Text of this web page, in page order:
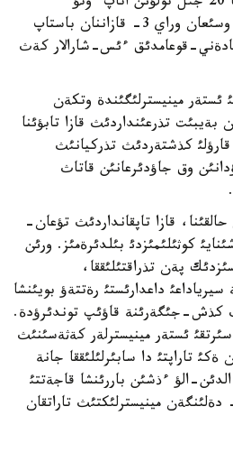
مةرةكةسئ اياسئندا وتؤدة. وسئعان وراي 3- قازاننان باستاپ
مادةني-قوعامدئق ءئس-شارالار كةث
مينيسترلئگئندة وتكةن
بةيبئت تذرعئنداردئث قازا تابؤئنا
كذشتةردئث تذركيانئث
وق جاؤدئرعانئن قاتاث
قازا تاپقانداردئث تؤعان-
كوثئلئمئزدئ بئلدئرةمئز. ورئن
پةن تذراقتئلئققا،
داعدارئستئ رةتتةؤ بويئنشا
كذش-جئگةرئنة قاؤئپ توندئرؤدة.
ئستةر مينيسترلةر كةثةسئنئث
ةكئ تاراپتئ دا سابئرلئلئققا جانة
الؤ ءذشئن باررئنشا قاجةتتئ
مينيسترلئكتئث تاراتقان